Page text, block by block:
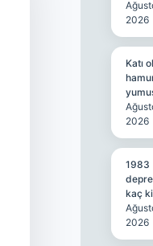
2026
Katı
2026
1983
kaç
2026